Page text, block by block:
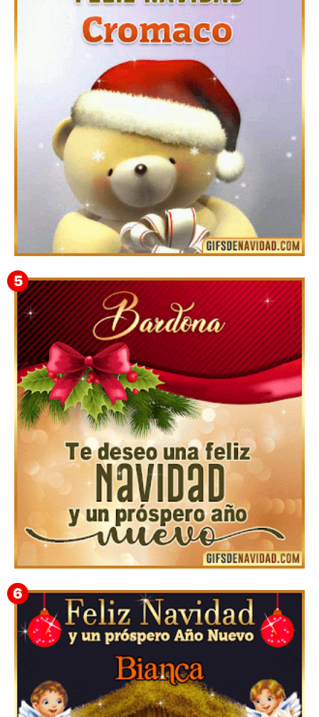
Te deseo una Feliz Navidad Barsimea
Feliz Navidad Cromaco
Te deseo una Feliz Navidad Bardona